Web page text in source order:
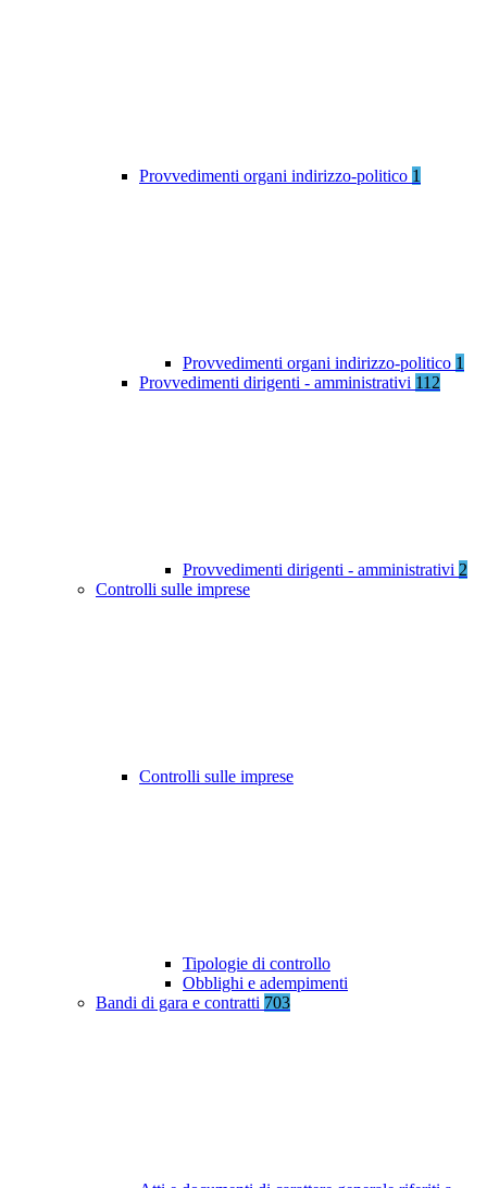
Provvedimenti organi indirizzo-politico 1
Provvedimenti organi indirizzo-politico 1
Provvedimenti dirigenti - amministrativi 112
Provvedimenti dirigenti - amministrativi 2
Controlli sulle imprese
Controlli sulle imprese
Tipologie di controllo
Obblighi e adempimenti
Bandi di gara e contratti 703